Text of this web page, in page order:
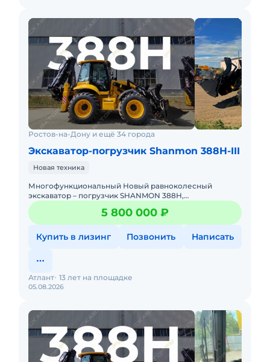
Ростов-на-Дону и ещё 34 города
Экскаватор-погрузчик Shanmon 388H-III
Новая техника
Многофункциональный Новый равноколесный
экскаватор – пoгpузчик SHANMON 388H,
разработанный специально для экспорта в cтpаны
Eвропы и РФ.-Экскаватор &ndash
5 800 000 ₽
Купить в лизинг Позвонить Написать
05.08.2026
Атлант 13 лет на площадке